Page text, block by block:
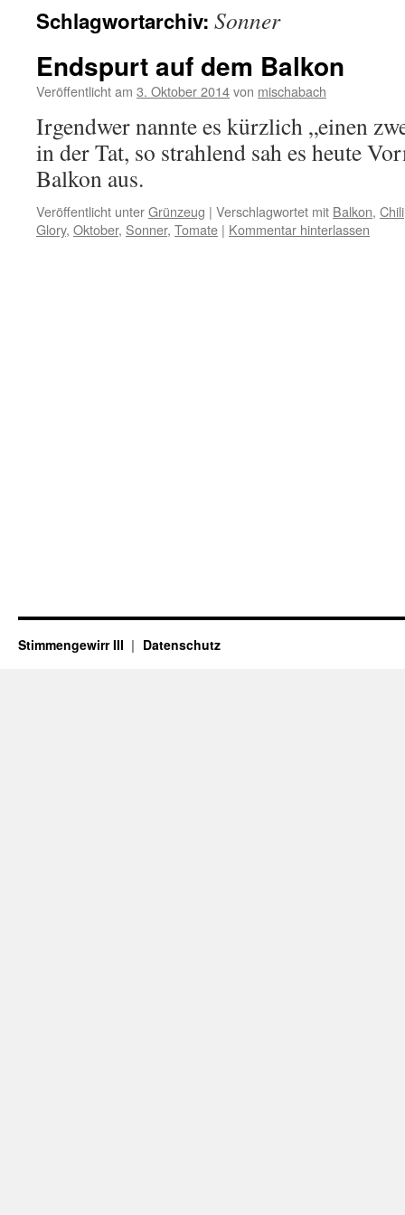
Schlagwortarchiv: Sonner
Endspurt auf dem Balkon
Veröffentlicht am 3. Oktober 2014von mischabach
Irgendwer nannte es kürzlich „einen
in der Tat, so strahlend sah es heute
Balkon aus.
Veröffentlicht unterGrünzeug | Verschlagwortet mit Balkon, Chili
Glory, Oktober, Sonner, Tomate | Kommentar hinterlassen
Stimmengewirr III Datenschutz